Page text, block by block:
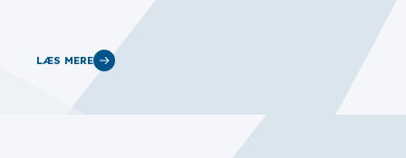
LÆS MERE